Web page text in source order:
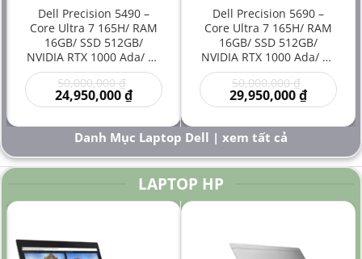
Dell Precision 5490 –
Core Ultra 7 165H/ RAM
16GB/ SSD 512GB/
NVIDIA RTX 1000 Ada/ 14
inch – Laptop
Workstation Đồ Họa Siêu
Gọn Hiệu Năng Cao Giá
50,000,000₫
gốc
là:
50,000,000 ₫.
24,950,000₫Giá
hiện
là:
24,950,000 ₫.
Dell Precision 5690 –
Core Ultra 7 165H/ RAM
16GB/ SSD 512GB/
NVIDIA RTX 1000 Ada/ 16
inch – Laptop
Workstation Cao Cấp Đồ
Họa Kỹ Thuật Sáng Tạo
50,000,000₫
gốc
là:
29,950,000₫Giá
hiện
là:
₫.
Danh Mục Laptop Dell | xem tất cả
LAPTOP HP